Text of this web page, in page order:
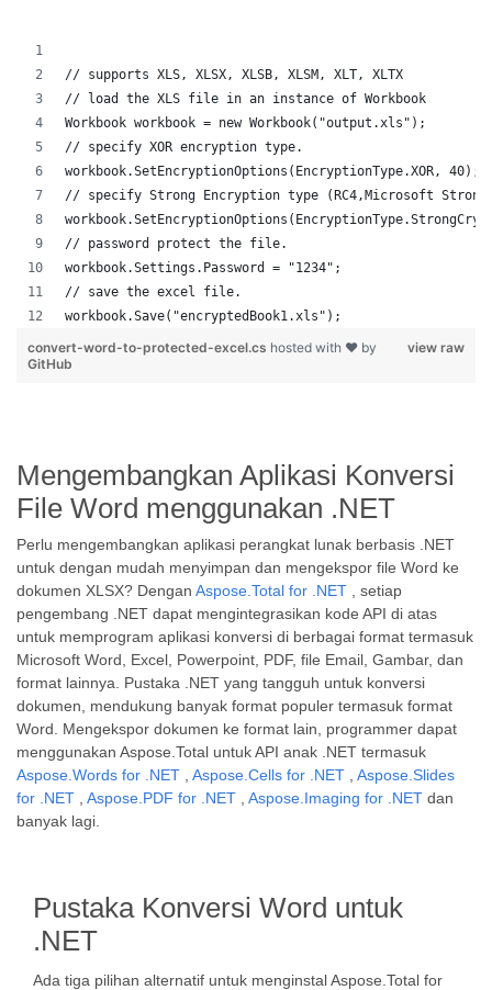
// supports XLS, XLSX, XLSB, XLSM, XLT, XLTX
// load the XLS file in an instance of Workbook
Workbook workbook = new Workbook("output.xls");
// specify XOR encryption type.
workbook.SetEncryptionOptions(EncryptionType.XOR, 40);
// specify Strong Encryption type (RC4,Microsoft
// password protect the file.
workbook.Settings.Password = "1234";
// save the excel file.
workbook.Save("encryptedBook1.xls");
view raw
convert-word-to-protected-excel.cs hosted with ❤ by
GitHub
Mengembangkan Aplikasi Konversi
File Word menggunakan .NET
Perlu mengembangkan aplikasi perangkat lunak berbasis .NET
untuk dengan mudah menyimpan dan mengekspor file Word ke
dokumen XLSX? Dengan Aspose.Total for .NET , setiap
pengembang .NET dapat mengintegrasikan kode API di atas
untuk memprogram aplikasi konversi di berbagai format termasuk
Microsoft Word, Excel, Powerpoint, PDF, file Email, Gambar, dan
format lainnya. Pustaka .NET yang tangguh untuk konversi
dokumen, mendukung banyak format populer termasuk format
Word. Mengekspor dokumen ke format lain, programmer dapat
menggunakan Aspose.Total untuk API anak .NET termasuk
Aspose.Words for .NET
Aspose.Cells for .NET
Aspose.Slides
for .NET
Aspose.PDF for .NET Aspose.Imaging for .NET dan
banyak lagi.
Pustaka Konversi Word untuk
.NET
Ada tiga pilihan alternatif untuk menginstal Aspose.Total for